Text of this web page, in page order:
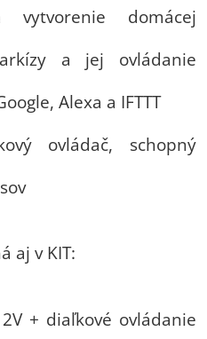
domácej
a jej ovládanie
Alexa a IFTTT
ovládač, schopný
aj v KIT:
+ diaľkové ovládanie